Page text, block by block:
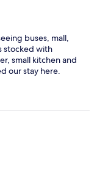
buses, mall,
stocked with
small kitchen and
our stay here.